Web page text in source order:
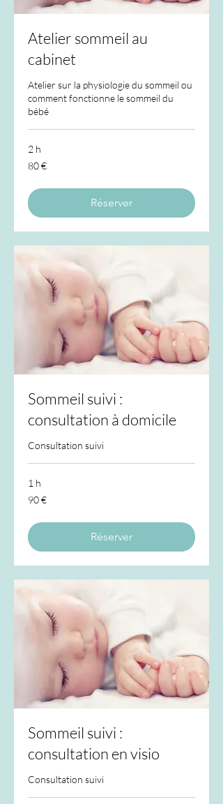
Atelier sommeil au
cabinet
Atelier sur la physiologie du sommeil ou
comment fonctionne le sommeil du
bébé
2 h
80
euros
80 €
Réserver
Sommeil suivi :
consultation à domicile
Consultation suivi
1 h
90
euros
90 €
Réserver
Sommeil suivi :
consultation en visio
Consultation suivi